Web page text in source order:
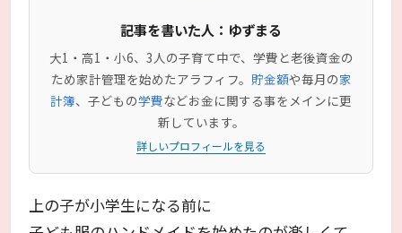
記事を書いた人：ゆずまる
大1・高1・小6、3人の子育て中で、学費と老後資金の
ため家計管理を始めたアラフィフ。 貯金額や毎月の家
計簿、子どもの学費などお金に関する事をメインに更
新しています。
詳しいプロフィールを見る
上の子が小学生になる前に